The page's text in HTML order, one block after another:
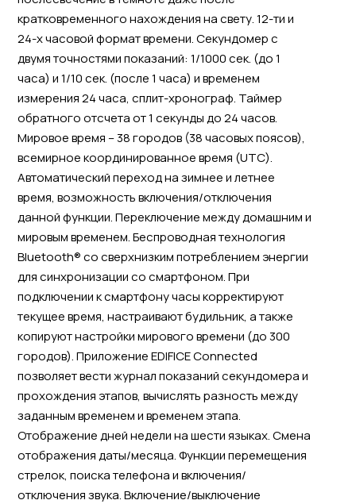
кратковременного нахождения на свету. 12-ти и
24-х часовой формат времени. Секундомер с
двумя точностями показаний: 1/1000 сек. (до 1
часа) и 1/10 сек. (после 1 часа) и временем
измерения 24 часа, сплит-хронограф. Таймер
обратного отсчета от 1 секунды до 24 часов.
Мировое время – 38 городов (38 часовых поясов),
всемирное координированное время (UTC).
Автоматический переход на зимнее и летнее
время, возможность включения/отключения
данной функции. Переключение между домашним и
мировым временем. Беспроводная технология
Bluetooth® со сверхнизким потреблением энергии
для синхронизации со смартфоном. При
подключении к смартфону часы корректируют
текущее время, настраивают будильник, а также
копируют настройки мирового времени (до 300
городов). Приложение EDIFICE Connected
позволяет вести журнал показаний секундомера и
прохождения этапов, вычислять разность между
заданным временем и временем этапа.
Отображение дней недели на шести языках. Смена
отображения даты/месяца. Функции перемещения
стрелок, поиска телефона и включения/
отключения звука. Включение/выключение